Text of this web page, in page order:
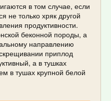
в том случае, если
не только хряк другой
продуктивности.
беконной породы, а
направлению
приплод
а в тушках
в тушах крупной белой